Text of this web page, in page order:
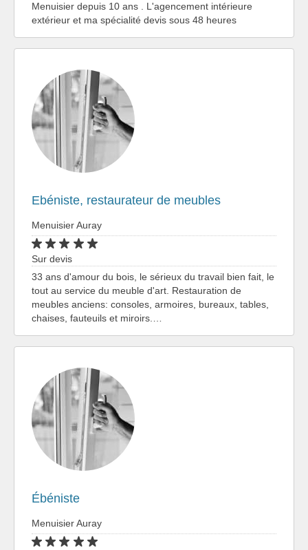
Menuisier depuis 10 ans . L'agencement intérieure
extérieur et ma spécialité devis sous 48 heures
Ebéniste, restaurateur de meubles
Menuisier Auray
Sur devis
33 ans d'amour du bois, le sérieux du travail bien fait, le
tout au service du meuble d'art. Restauration de
meubles anciens: consoles, armoires, bureaux, tables,
chaises, fauteuils et miroirs.…
Ébéniste
Menuisier Auray